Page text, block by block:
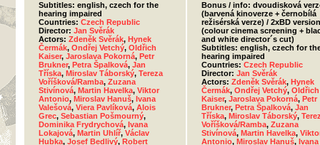
Subtitles: english, czech for the
hearing impaired
Countries: Czech Republic
Director: Jan Svěrák
Actors: Zdeněk Svěrák, Hynek
Čermák, Ondřej Vetchý, Oldřich
Kaiser, Jaroslava Pokorná, Petr
Brukner, Petra Špalková, Jan
Tříska, Miroslav Táborský, Tereza
Voříšková/Ramba, Zuzana
Stivínová, Martin Havelka, Viktor
Antonio, Miroslav Hanuš, Ivana
Valešová, Viera Pavlíková, Alois
Grec, Sebastian Pošmourný,
Dominika Frydrychová, Ivana
Lokajová, Martin Uhlíř, Václav
Hubka, Josef Bedlivý, Robert
Bonus / info: dvoudisková
(barvená kinoverze + černobílá
režisérská verze) / 2xBD version
(colour cinema screening +
and white director´s cut)
Subtitles: english, czech for
hearing impaired
Countries: Czech Republic
Director: Jan Svěrák
Actors: Zdeněk Svěrák, Hynek
Čermák, Ondřej Vetchý, Oldřich
Kaiser, Jaroslava Pokorná, Petr
Brukner, Petra Špalková, Jan
Tříska, Miroslav Táborský,
Voříšková/Ramba, Zuzana
Stivínová, Martin Havelka,
Antonio, Miroslav Hanuš, Ivana